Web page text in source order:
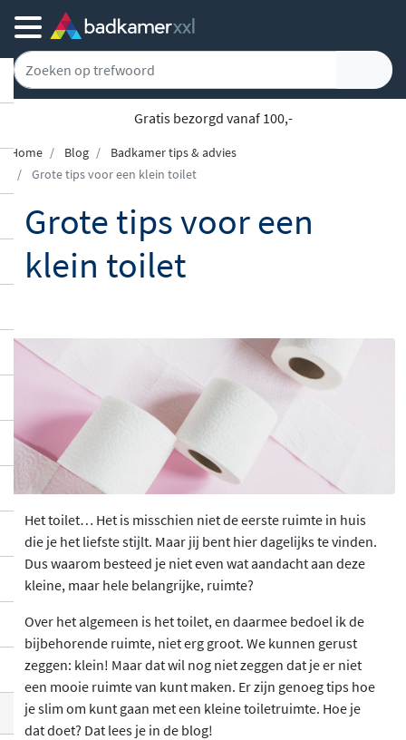
5777 klanten geven ons een 9.1
Home Blog
Badkamer tips & advies
Grote tips voor een klein toilet
Grote tips voor een
klein toilet
Het toilet… Het is misschien niet de eerste ruimte in huis
die je het liefste stijlt. Maar jij bent hier dagelijks te vinden.
Dus waarom besteed je niet even wat aandacht aan deze
kleine, maar hele belangrijke, ruimte?
Over het algemeen is het toilet, en daarmee bedoel ik de
bijbehorende ruimte, niet erg groot. We kunnen gerust
zeggen: klein! Maar dat wil nog niet zeggen dat je er niet
een mooie ruimte van kunt maken. Er zijn genoeg tips hoe
je slim om kunt gaan met een kleine toiletruimte. Hoe je
dat doet? Dat lees je in de blog!